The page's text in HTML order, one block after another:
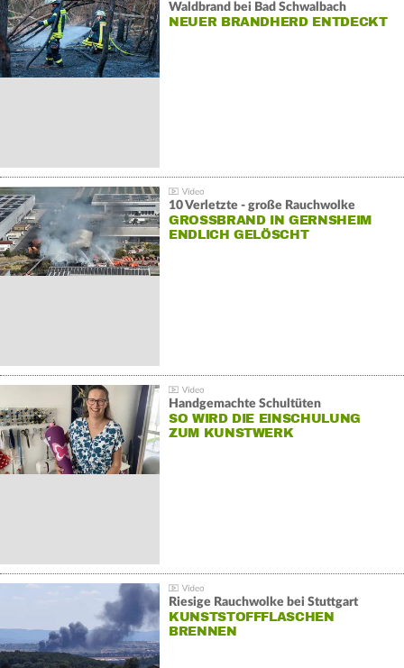
Waldbrand bei Bad Schwalbach
NEUER BRANDHERD ENTDECKT
10 Verletzte - große Rauchwolke
GROSSBRAND IN GERNSHEIM E
NDLICH GELÖSCHT
Handgemachte Schultüten
SO WIRD DIE EINSCHULUNG
ZUM KUNSTWERK
Riesige Rauchwolke bei Stuttgart
KUNSTSTOFFFLASCHEN
BRENNEN